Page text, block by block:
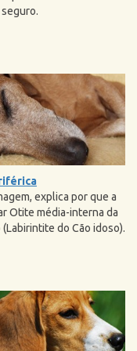
explica por que a‪
Otite média-interna da
do Cão idoso).